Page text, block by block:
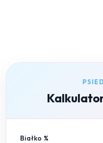
Białko %